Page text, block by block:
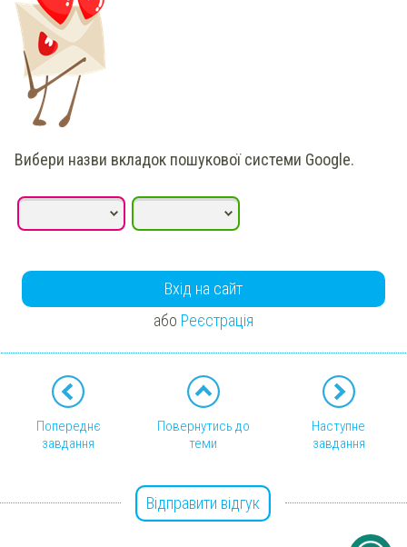
Вибери назви вкладок пошукової системи Google.
Вхід на сайт
або Реєстрація
Попереднє
завдання
Повернутись до
теми
Наступне
завдання
Відправити відгук